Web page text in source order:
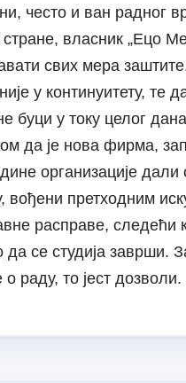
често и ван радног
власник „Ецо
свих мера
у континуитету, те
буци у току целог
да је нова фирма,
организације дали
вођени претходним
расправе, следећи
да се студија заврши.
раду, то јест дозволи.